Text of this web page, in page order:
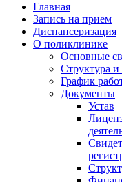
Главная
Запись на прием
Диспансеризация
О поликлинике
Основные
Структура
График
Документы
Устав